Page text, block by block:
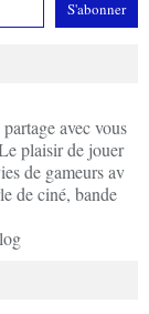
avec vous
plaisir de jouer
de gameurs av
de ciné, bande